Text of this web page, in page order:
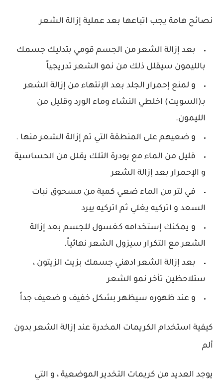
نصائح هامة يجب اتباعها بعد عملية إزالة الشعر
بعد إزالة الشعر من الجسم قومي بتدليك جسمك
بالليمون سيقلل ذلك من نمو الشعر تدريجياً
و لمنع إحمرار الجلد بعد الإنتهاء من إزالة الشعر
بـ(السويت) اخلطي النشاء وماء الورد وقليل من
الليمون.
و ضعيهم على المنطقة التي تم إزالة الشعر منها .
قليل من الماء مع بودرة التلك يقلل من الحساسية
و الإحمرار بعد إزالة الشعر
في لتر من الماء ضعي كمية من مسحوق نبات
السعد و اتركيه يغلي ثم اتركيه يبرد
و يمكنك إستخدامه كغسول للجسم بعد إزالة
الشعر مع التكرار سيزول الشعر نهائياً.
بعد إزالة الشعر ادهني جسمك بزيت الزيتون ،
ستلاحظين تأخر نمو الشعر
و عند ظهوره سيظهر بشكل خفيف و ضعيف جداً
كيفية استخدام الكريمات المخدرة عند إزالة الشعر بدون
ألم
يوجد العديد من كريمات التخدير الموضعية ، و التي